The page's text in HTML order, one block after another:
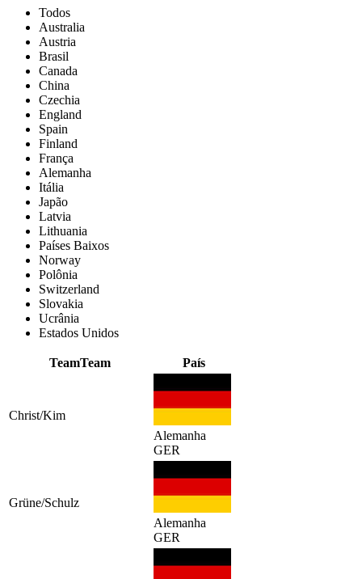
Todos
Australia
Austria
Brasil
Canada
China
Czechia
England
Spain
Finland
França
Alemanha
Itália
Japão
Latvia
Lithuania
Países Baixos
Norway
Polônia
Switzerland
Slovakia
Ucrânia
Estados Unidos
TeamTeam País
Christ/Kim
Alemanha
GER
Grüne/Schulz
Alemanha
GER